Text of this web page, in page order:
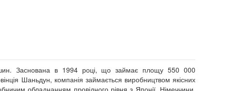
Заснована в 1994 році, що займає площу 550 000
Шаньдун, компанія займається виробництвом якісних
обладнанням провідного рівня з Японії, Німеччини,